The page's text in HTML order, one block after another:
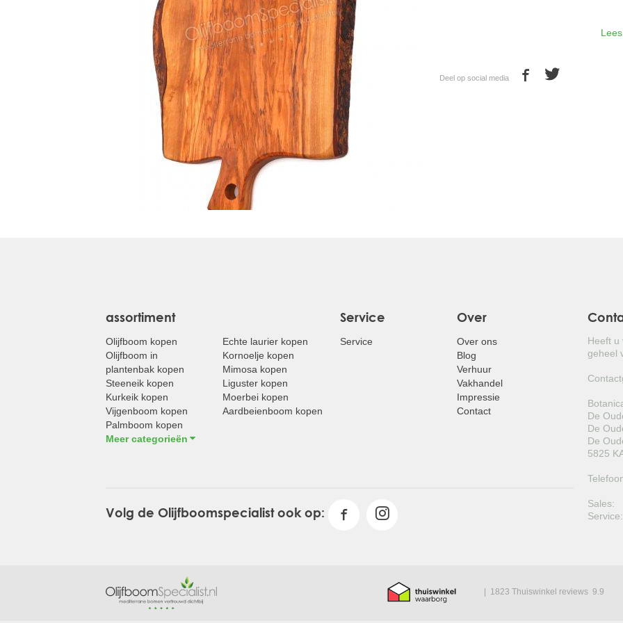
VORSTBESCHERMINGVOORBOMEN.NL
WINTERSCHUTZFUERBAEUME.DE
FROSTPROTECTIONFORTREES.CO.UK
Deel op social media
assortiment
Olijfboom kopen
Olijfboom in
plantenbak kopen
Steeneik kopen
Kurkeik kopen
Vijgenboom kopen
Palmboom kopen
Meer categorieën
Echte laurier kopen
Kornoelje kopen
Mimosa kopen
Liguster kopen
Moerbei kopen
Aardbeienboom kopen
Service
Service
Over
Over ons
Blog
Verhuur
Vakhandel
Impressie
Contact
Volg de Olijfboomspecialist ook op:
Heeft u
geheel
De
De
De
5825
Sales:
Service:
1823 Thuiswinkel reviews 9.9